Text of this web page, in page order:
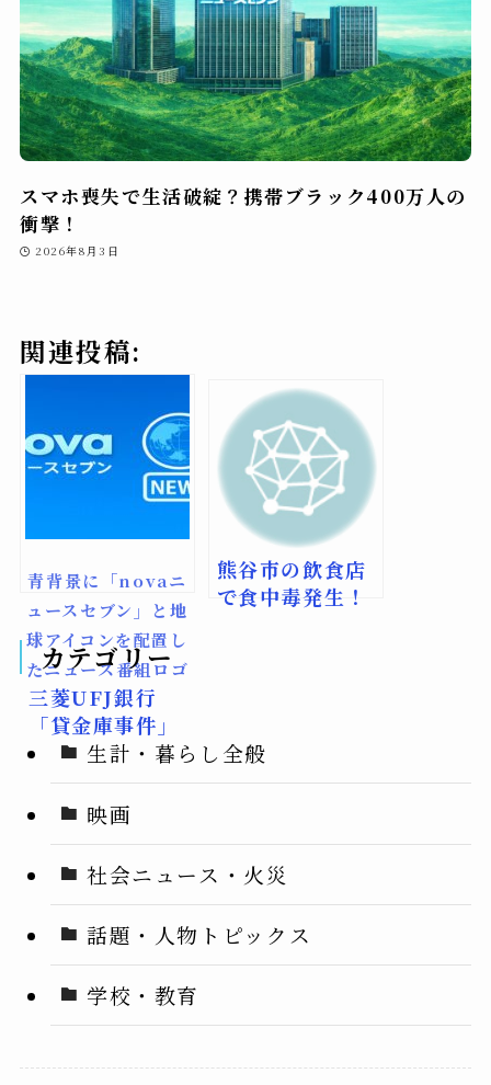
スマホ喪失で生活破綻？携帯ブラック400万人の
衝撃！
2026年8月3日
関連投稿:
青背景に「novaニ
ュースセブン」と地
球アイコンを配置し
たニュース番組ロゴ
三菱UFJ銀行
「貸金庫事件」
の衝撃と『黒革
の手帖』の現実
性
熊谷市の飲食店
で食中毒発生！
カテゴリー
生計・暮らし全般
映画
社会ニュース・火災
話題・人物トピックス
学校・教育